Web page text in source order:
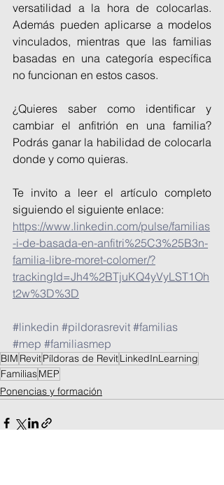
versatilidad a la hora de colocarlas.
Además pueden aplicarse a modelos
vinculados, mientras que las familias
basadas en una categoría específica
no funcionan en estos casos.
¿Quieres saber como identificar y
cambiar el anfitrión en una familia?
Podrás ganar la habilidad de colocarla
donde y como quieras.
Te invito a leer el artículo completo
siguiendo el siguiente enlace:
https://www.linkedin.com/pulse/familias
-i-de-basada-en-anfitri%25C3%25B3n-
familia-libre-moret-colomer/?
trackingId=Jh4%2BTjuKQ4yVyLST1Oh
t2w%3D%3D
#linkedin #pildorasrevit #familias
#mep #familiasmep
BIM RevitPíldoras de RevitLinkedInLearning
FamiliasMEP
Ponencias y formación